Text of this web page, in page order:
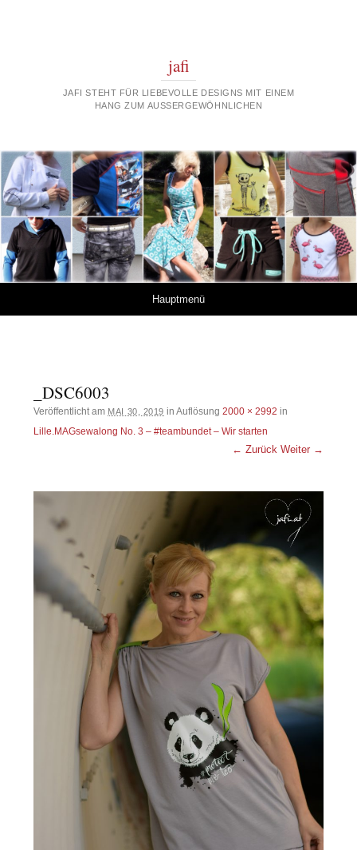
jafi
JAFI STEHT FÜR LIEBEVOLLE DESIGNS MIT EINEM
HANG ZUM AUSSERGEWÖHNLICHEN
Hauptmenü
_DSC6003
Veröffentlicht am MAI 30, 2019 in Auflösung 2000 × 2992 in
Lille.MAGsewalong No. 3 – #teambundet – Wir starten
← Zurück Weiter →